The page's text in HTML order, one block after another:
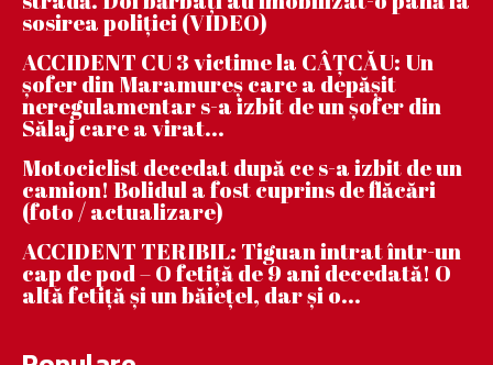
sosirea poliției (VIDEO)
ACCIDENT CU 3 victime la CÂȚCĂU: Un
șofer din Maramureș care a depășit
neregulamentar s-a izbit de un șofer din
Sălaj care a virat...
Motociclist decedat după ce s-a izbit de un
camion! Bolidul a fost cuprins de flăcări
(foto / actualizare)
ACCIDENT TERIBIL: Tiguan intrat într-un
cap de pod – O fetiță de 9 ani decedată! O
altă fetiță și un băiețel, dar și o...